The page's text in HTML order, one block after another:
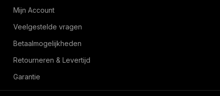
Mijn Account
Veelgestelde vragen
Betaalmogelijkheden
Retourneren & Levertijd
Garantie